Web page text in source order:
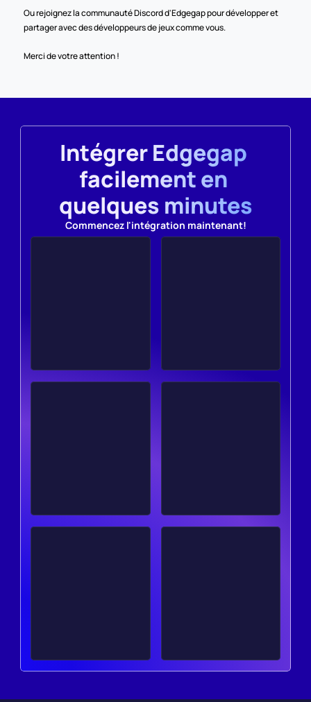
Ou rejoignez la communauté Discord d'Edgegap pour développer et
partager avec des développeurs de jeux comme vous.
Merci de votre attention !
Intégrer Edgegap
facilement en
quelques minutes
Commencez l'intégration maintenant!